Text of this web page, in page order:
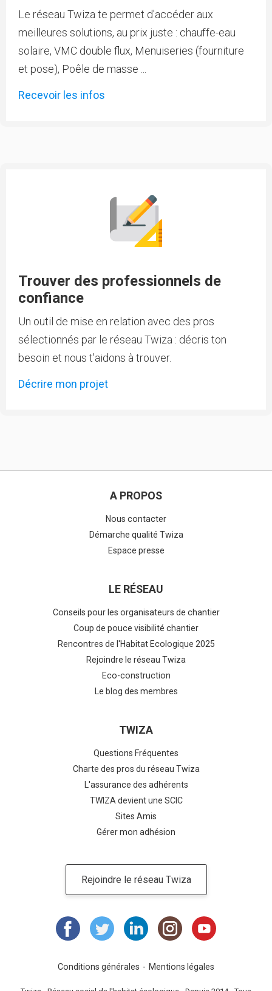
Le réseau Twiza te permet d'accéder aux
meilleures solutions, au prix juste : chauffe-eau
solaire, VMC double flux, Menuiseries (fourniture
et pose), Poêle de masse ...
Recevoir les infos
Trouver des professionnels de
confiance
Un outil de mise en relation avec des pros
sélectionnés par le réseau Twiza : décris ton
besoin et nous t'aidons à trouver.
Décrire mon projet
A PROPOS
Nous contacter
Démarche qualité Twiza
Espace presse
LE RÉSEAU
Conseils pour les organisateurs de chantier
Coup de pouce visibilité chantier
Rencontres de l'Habitat Ecologique 2025
Rejoindre le réseau Twiza
Eco-construction
Le blog des membres
TWIZA
Questions Fréquentes
Charte des pros du réseau Twiza
L'assurance des adhérents
TWIZA devient une SCIC
Sites Amis
Gérer mon adhésion
Rejoindre le réseau Twiza
Conditions générales Mentions légales